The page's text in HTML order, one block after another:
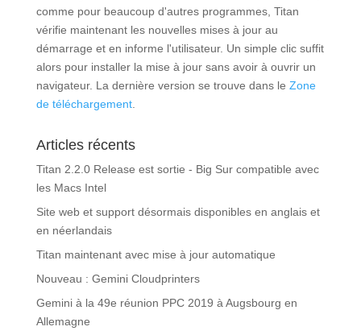
comme pour beaucoup d'autres programmes, Titan
vérifie maintenant les nouvelles mises à jour au
démarrage et en informe l'utilisateur. Un simple clic suffit
alors pour installer la mise à jour sans avoir à ouvrir un
navigateur. La dernière version se trouve dans le Zone
de téléchargement.
Articles récents
Titan 2.2.0 Release est sortie - Big Sur compatible avec
les Macs Intel
Site web et support désormais disponibles en anglais et
en néerlandais
Titan maintenant avec mise à jour automatique
Nouveau : Gemini Cloudprinters
Gemini à la 49e réunion PPC 2019 à Augsbourg en
Allemagne